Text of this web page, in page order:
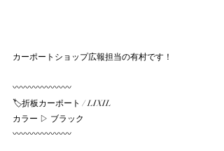
カーポートショップ広報担当の有村です！
〰〰〰〰〰〰〰
🏷️折板カーポート / LIXIL
カラー ▷ ブラック
〰〰〰〰〰〰〰